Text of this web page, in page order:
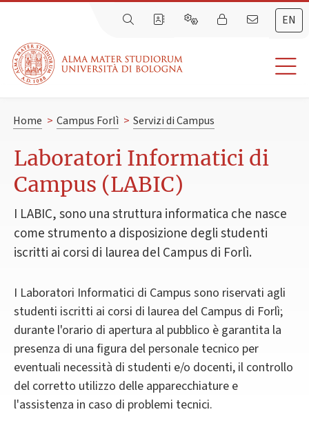
EN
Home > Campus Forlì > Servizi di Campus
Laboratori Informatici di
Campus (LABIC)
I LABIC, sono una struttura informatica che nasce
come strumento a disposizione degli studenti
iscritti ai corsi di laurea del Campus di Forlì.
I Laboratori Informatici di Campus sono riservati agli
studenti iscritti ai corsi di laurea del Campus di Forlì;
durante l'orario di apertura al pubblico è garantita la
presenza di una figura del personale tecnico per
eventuali necessità di studenti e/o docenti, il controllo
del corretto utilizzo delle apparecchiature e
l'assistenza in caso di problemi tecnici.